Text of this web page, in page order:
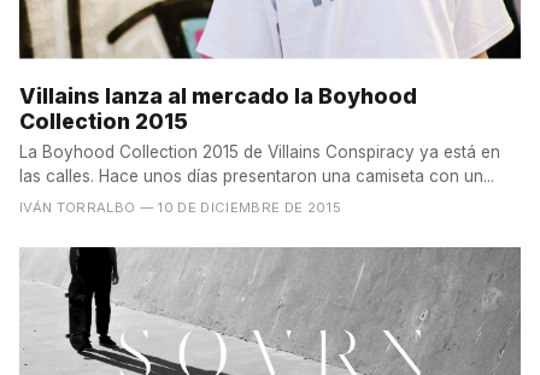
Villains lanza al mercado la Boyhood
Collection 2015
La Boyhood Collection 2015 de Villains Conspiracy ya está en
las calles. Hace unos días presentaron una camiseta con un...
IVÁN TORRALBO — 10 DE DICIEMBRE DE 2015